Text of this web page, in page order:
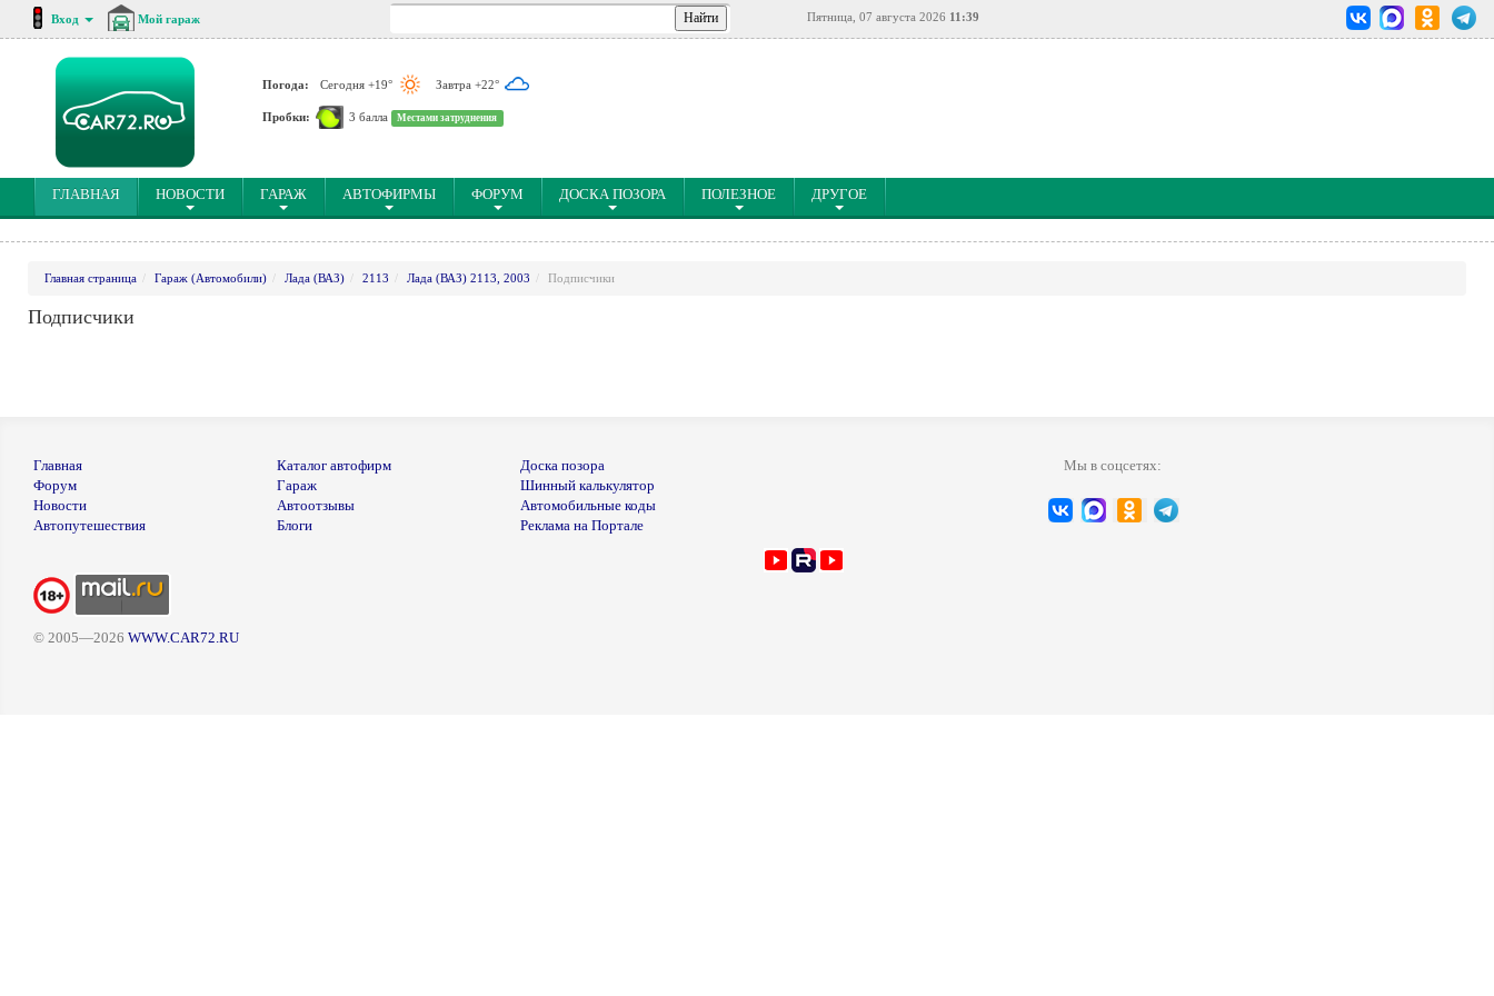
Вход Мой гараж Пятница, 07 августа 2026 11:39
Погода: Сегодня +19° Завтра +22°
Пробки: 3 балла Местами затруднения
ГЛАВНАЯ(CURRENT)
НОВОСТИ ГАРАЖ АВТОФИРМЫ ФОРУМ ДОСКА ПОЗОРА ПОЛЕЗНОЕ ДРУГОЕ
Главная страница Гараж (Автомобили) Лада (ВАЗ) 2113 Лада (ВАЗ) 2113, 2003 Подписчики
Подписчики
Главная
Форум
Новости
Автопутешествия
Каталог автофирм
Гараж
Автоотзывы
Блоги
Доска позора
Шинный калькулятор
Автомобильные коды
Реклама на Портале
Мы в соцсетях:
© 2005—2026 WWW.CAR72.RU